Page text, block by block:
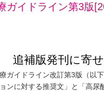
ガイドライン第3版
追補版発刊に寄
ガイドライン改訂第3版（以
ンに対する推奨文」と「高